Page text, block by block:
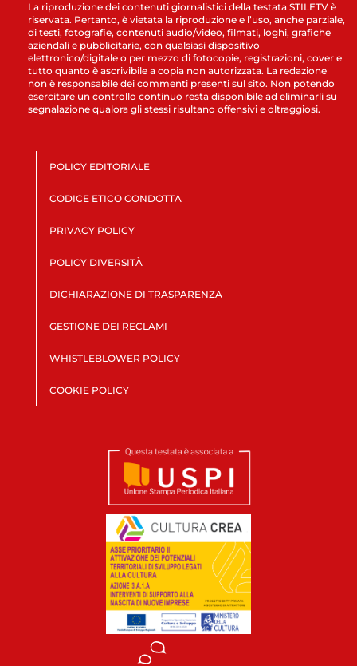
La riproduzione dei contenuti giornalistici della testata STILETV è
riservata. Pertanto, è vietata la riproduzione e l’uso, anche parziale,
di testi, fotografie, contenuti audio/video, filmati, loghi, grafiche
aziendali e pubblicitarie, con qualsiasi dispositivo
elettronico/digitale o per mezzo di fotocopie, registrazioni, cover e
tutto quanto è ascrivibile a copia non autorizzata. La redazione
non è responsabile dei commenti presenti sul sito. Non potendo
esercitare un controllo continuo resta disponibile ad eliminarli su
segnalazione qualora gli stessi risultano offensivi e oltraggiosi.
POLICY EDITORIALE
CODICE ETICO CONDOTTA
PRIVACY POLICY
POLICY DIVERSITÀ
DICHIARAZIONE DI TRASPARENZA
GESTIONE DEI RECLAMI
WHISTLEBLOWER POLICY
COOKIE POLICY